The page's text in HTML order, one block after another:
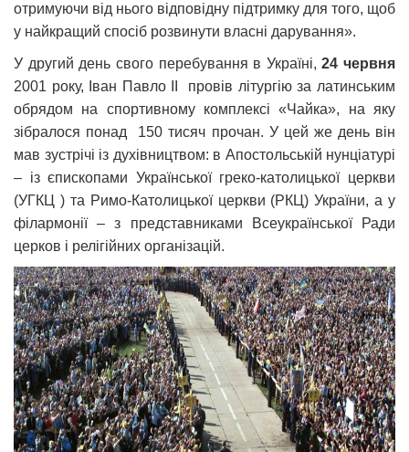
отримуючи від нього відповідну підтримку для того, щоб
у найкращий спосіб розвинути власні дарування».
У другий день свого перебування в Україні,24 червня
2001 року, Іван Павло ІІ провів літургію за латинським
обрядом на спортивному комплексі «Чайка», на яку
зібралося понад 150 тисяч прочан. У цей же день він
мав зустрічі із духівництвом: в Апостольській нунціатурі
– із єпископами Української греко-католицької церкви
(УГКЦ ) та Римо-Католицької церкви (РКЦ) України, а у
філармонії – з представниками Всеукраїнської Ради
церков і релігійних організацій.